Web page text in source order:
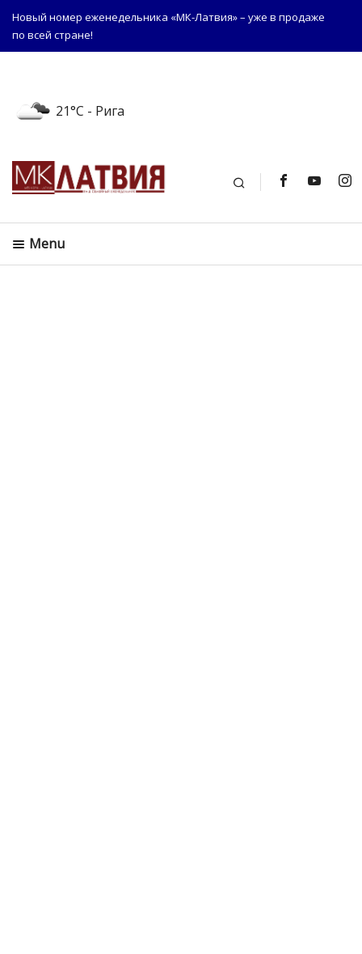
Новый номер еженедельника «МК-Латвия» – уже в продаже
по всей стране!
21°C - Рига
Поиск
Menu